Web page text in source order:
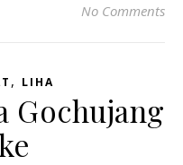
No Comments
, LIHA
Gochujang